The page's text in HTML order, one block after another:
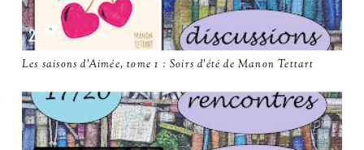
Les saisons d'Aimée, tome 1 : Soirs d'été de Manon Tettart